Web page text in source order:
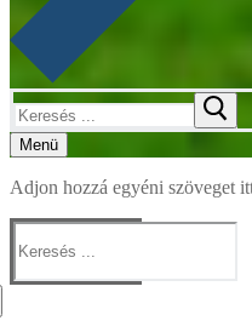
Keresése:
Menü
Adjon hozzá egyéni szöveget
Keresése: